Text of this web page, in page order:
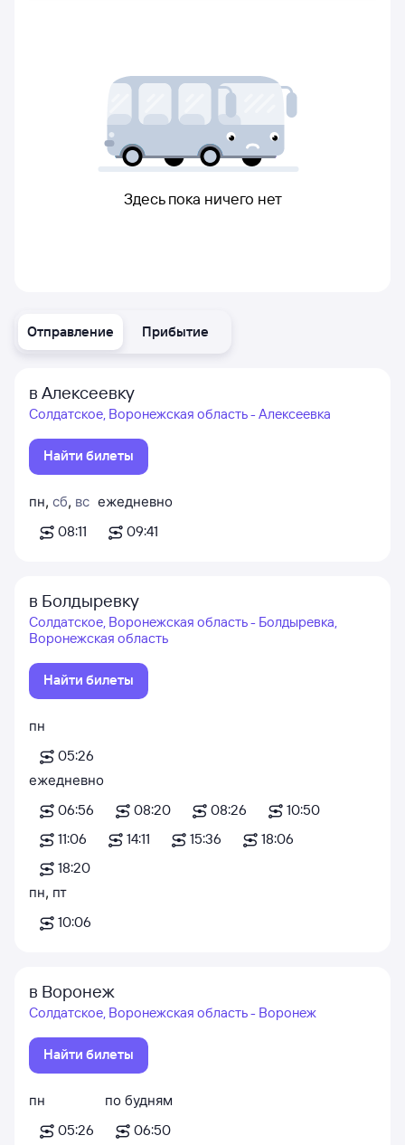
Отправление Прибытие
в Алексеевку
Солдатское, Воронежская область - Алексеевка
Найти билеты
пн, сб, вс
08:11
ежедневно
09:41
в Болдыревку
Солдатское, Воронежская область - Болдыревка,
Воронежская область
Найти билеты
пн
05:26
ежедневно
06:56
08:20 08:26
10:50
11:06
14:11 15:36
18:06
18:20
пн, пт
10:06
в Воронеж
Солдатское, Воронежская область - Воронеж
Найти билеты
пн
05:26
по будням
06:50
Здесь пока ничего нет